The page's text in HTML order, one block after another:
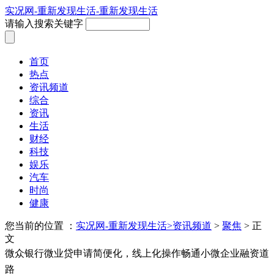
实况网-重新发现生活-重新发现生活
请输入搜索关键字
首页
热点
资讯频道
综合
资讯
生活
财经
科技
娱乐
汽车
时尚
健康
您当前的位置 ： 实况网-重新发现生活>资讯频道 > 聚焦 > 正
文
微众银行微业贷申请简便化，线上化操作畅通小微企业融资道
路